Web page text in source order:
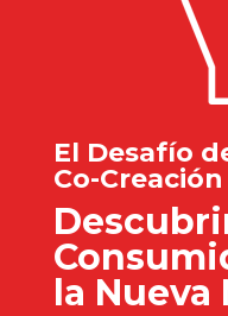
El Desafío
Co-Creación
la